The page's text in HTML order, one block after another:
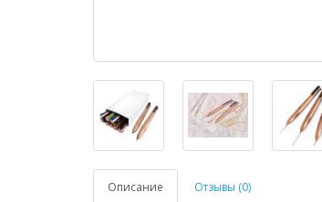
Описание Отзывы (0)